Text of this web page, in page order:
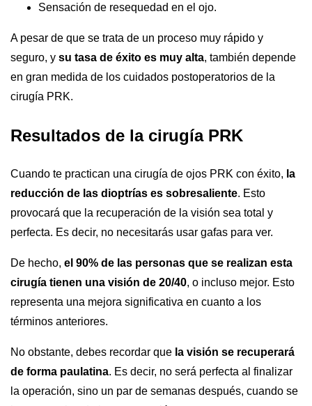
Sensación de resequedad en el ojo.
A pesar de que se trata de un proceso muy rápido y
seguro, y su tasa de éxito es muy alta, también depende
en gran medida de los cuidados postoperatorios de la
cirugía PRK.
Resultados de la cirugía PRK
Cuando te practican una cirugía de ojos PRK con éxito, la
reducción de las dioptrías es sobresaliente. Esto
provocará que la recuperación de la visión sea total y
perfecta. Es decir, no necesitarás usar gafas para ver.
De hecho, el 90% de las personas que se realizan esta
cirugía tienen una visión de 20/40, o incluso mejor. Esto
representa una mejora significativa en cuanto a los
términos anteriores.
No obstante, debes recordar que la visión se recuperará
de forma paulatina. Es decir, no será perfecta al finalizar
la operación, sino un par de semanas después, cuando se